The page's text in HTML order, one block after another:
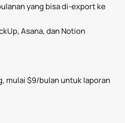
yang bisa di-export ke
Asana, dan Notion
mulai $9/bulan untuk laporan